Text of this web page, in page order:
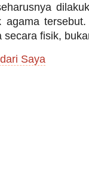
secara fisik,
Saya